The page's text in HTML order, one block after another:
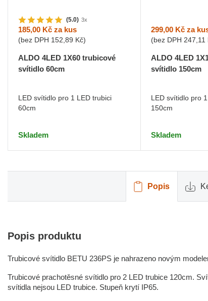
(5.0) 3x
185,00 Kč za kus
(bez DPH 152,89 Kč)
ALDO 4LED 1X60 trubicové
svítidlo 60cm
LED svítidlo pro 1 LED trubici
60cm
Skladem
299,00 Kčza
(bez DPH 247,11
ALDO 4LED
svítidlo 150cm
LED svítidlo pro
150cm
Skladem
Popis
Popis produktu
Trubicové svítidlo BETU 236PS je nahrazeno novým
Trubicové prachotěsné svítidlo pro 2 LED trubice 120cm.
svítidla nejsou LED trubice. Stupeň krytí IP65.